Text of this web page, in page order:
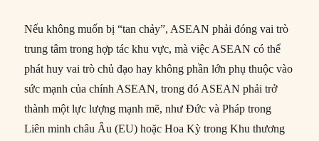
Nếu không muốn bị “tan chảy”, ASEAN phải đóng vai trò
trung tâm trong hợp tác khu vực, mà việc ASEAN có thể
phát huy vai trò chủ đạo hay không phần lớn phụ thuộc vào
sức mạnh của chính ASEAN, trong đó ASEAN phải trở
thành một lực lượng mạnh mẽ, như Đức và Pháp trong
Liên minh châu Âu (EU) hoặc Hoa Kỳ trong Khu thương